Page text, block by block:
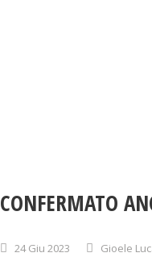
CONFERMATO
24 Giu 2023 Gioele